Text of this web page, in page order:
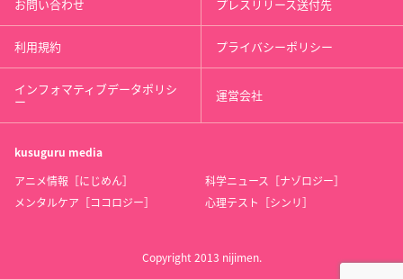
お問い合わせ プレスリリース送付先
利用規約 プライバシーポリシー
インフォマティブデータポリシ
ー 運営会社
kusuguru media
アニメ情報［にじめん］
科学ニュース［ナゾロジー］
メンタルケア［ココロジー］
心理テスト［シンリ］
Copyright 2013 nijimen.